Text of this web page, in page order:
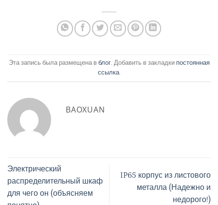
Эта запись была размещена в блог. Добавить в закладки постоянная
ссылка.
BAOXUAN
Электрический
распределительный шкаф
для чего он (объясняем
IP65 корпус из листового
металла (Надежно и
недорого!)